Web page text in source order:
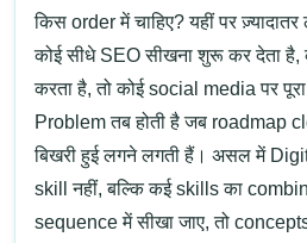
किस order में चाहिए?यहीं पर
कोई सीधे SEOसीखना शुरू कर देता है,
करता है, तो कोई social media पर
Problem तब होती है जब roadmap
बिखरी हुई लगने लगती हैं। असल में
skill नहीं, बल्कि कई skills का
sequence में सीखा जाए, तो